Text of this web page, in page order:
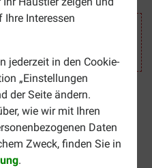
Ihre Interessen
jederzeit in den Cookie-
„Einstellungen
der Seite ändern.
wie wir mit Ihren
Daten
Zweck, finden Sie in
.
kg' mindestens haltbar bis
Hundefutterist ein
Welpen, Junghunde und
Diese ausgewogene
für ein gesundes